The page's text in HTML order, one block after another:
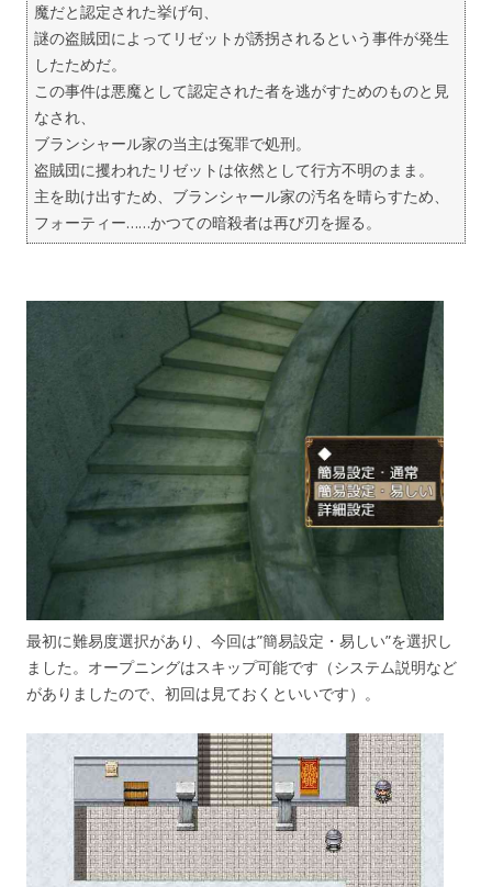
魔だと認定された挙げ句、
謎の盗賊団によってリゼットが誘拐されるという事件が発生
したためだ。
この事件は悪魔として認定された者を逃がすためのものと見
なされ、
ブランシャール家の当主は冤罪で処刑。
盗賊団に攫われたリゼットは依然として行方不明のまま。
主を助け出すため、ブランシャール家の汚名を晴らすため、
フォーティー……かつての暗殺者は再び刃を握る。
最初に難易度選択があり、今回は”簡易設定・易しい”を選択し
ました。オープニングはスキップ可能です（システム説明など
がありましたので、初回は見ておくといいです）。